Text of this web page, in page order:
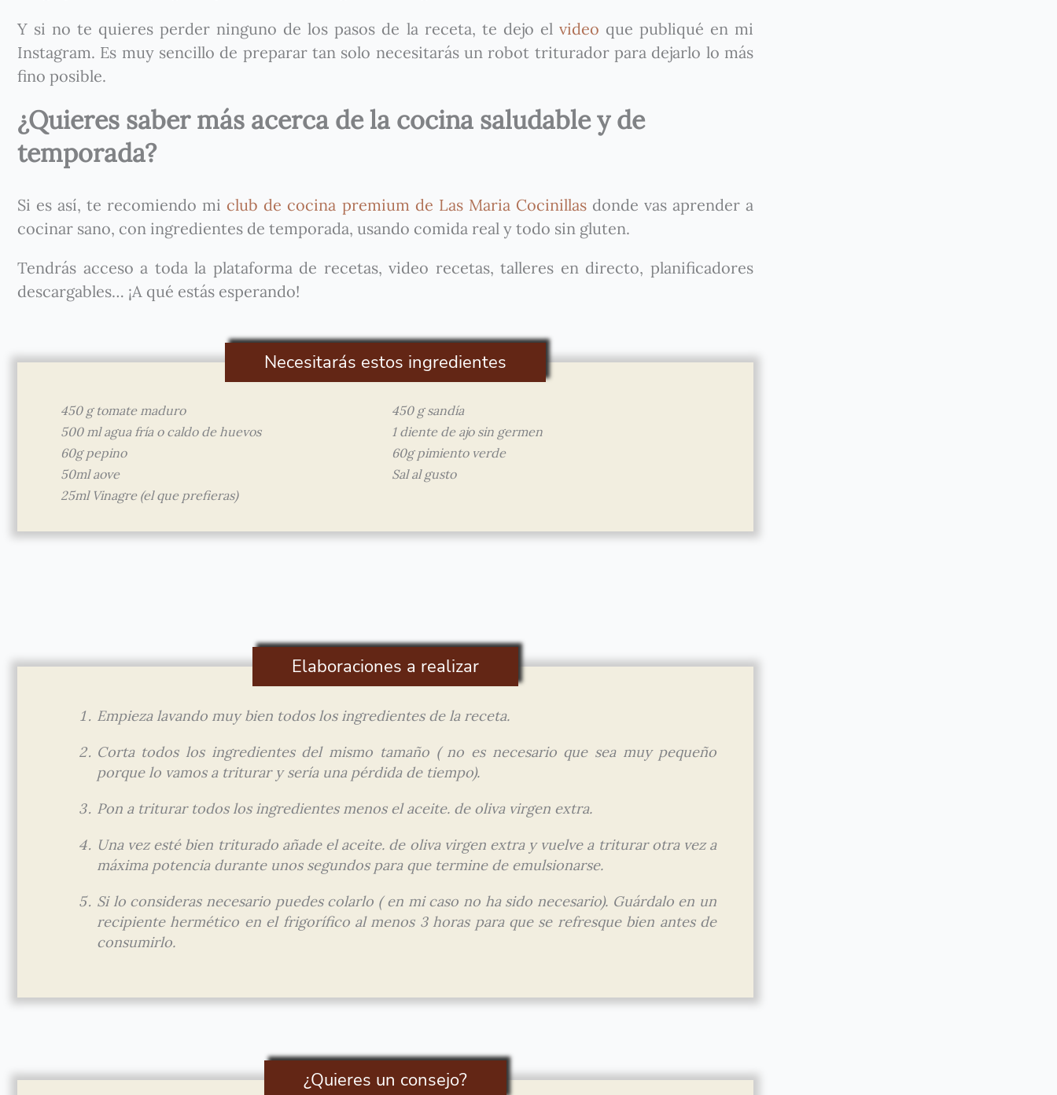
Y si no te quieres perder ninguno de los pasos de la receta, te dejo el video que publiqué en mi
Instagram. Es muy sencillo de preparar tan solo necesitarás un robot triturador para dejarlo lo más
fino posible.
¿Quieres saber más acerca de la cocina saludable y de
temporada?
Si es así, te recomiendo mi club de cocina premium de Las Maria Cocinillasdonde vas aprender a
cocinar sano, con ingredientes de temporada, usando comida real y todo sin gluten.
Tendrás acceso a toda la plataforma de recetas, video recetas, talleres en directo, planificadores
descargables… ¡A qué estás esperando!
Necesitarás estos ingredientes
450 g tomate maduro
450 g sandía
500 ml agua fría o caldo de huevos
1 diente de ajo sin germen
60g pepino
60g pimiento verde
50ml aove
Sal al gusto
25ml Vinagre (el que prefieras)
Elaboraciones a realizar
Empieza lavando muy bien todos los ingredientes de la receta.
Corta todos los ingredientes del mismo tamaño ( no es necesario que sea muy pequeño
porque lo vamos a triturar y sería una pérdida de tiempo).
Pon a triturar todos los ingredientes menos el aceite. de oliva virgen extra.
Una vez esté bien triturado añade el aceite. de oliva virgen extra y vuelve a triturar otra vez a
máxima potencia durante unos segundos para que termine de emulsionarse.
Si lo consideras necesario puedes colarlo ( en mi caso no ha sido necesario). Guárdalo en un
recipiente hermético en el frigorífico al menos 3 horas para que se refresque bien antes de
consumirlo.
¿Quieres un consejo?